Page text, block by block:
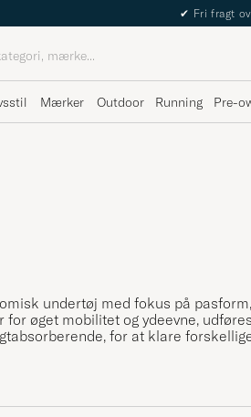
✔ Fri fragt
Mærker Outdoor Running Pre-
undertøj med fokus på
øget mobilitet og ydeevne,
for at klare